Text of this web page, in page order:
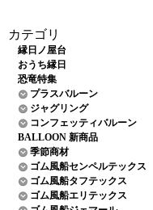
カテゴリ
縁日ノ屋台
おうち縁日
恐竜特集
プラスバルーン
ジャグリング
コンフェッティバルーン
BALLOON 新商品
季節商材
ゴム風船センペルテックス
ゴム風船タフテックス
ゴム風船エリテックス